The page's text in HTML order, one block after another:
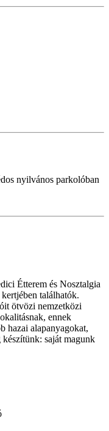
nyilvános parkolóban
Étterem és Nosztalgia
találhatók.
ötvözi nemzetközi
ennek
hazai alapanyagokat,
saját magunk